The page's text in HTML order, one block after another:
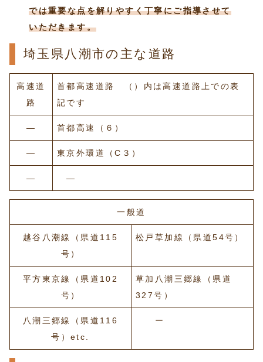
では重要な点を解りやすく丁寧にご指導させて
いただきます。
埼玉県八潮市の主な道路
高速道
路
首都高速道路 （）内は高速道路上での表
記です
― 首都高速（６）
― 東京外環道（C３）
― ―
一般道
越谷八潮線（県道115
号）
松戸草加線（県道54号）
平方東京線（県道102
号）
草加八潮三郷線（県道
327号）
八潮三郷線（県道116
号）etc.
ー